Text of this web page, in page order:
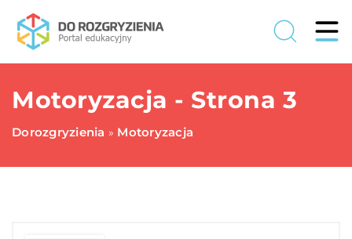
Motoryzacja - Strona 3
Dorozgryzienia » Motoryzacja